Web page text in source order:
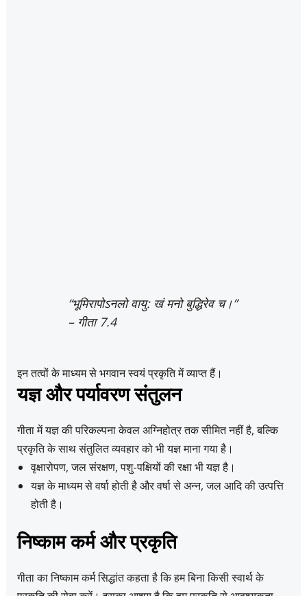
“भूमिरापोऽनलो वायु: खं मनो बुद्धिरेव च।”
– गीता 7.4
इन तत्वों के माध्यम से भगवान स्वयं प्रकृति में व्याप्त हैं।
यज्ञ और पर्यावरण संतुलन
गीता में यज्ञ की परिकल्पना केवल अग्निहोत्र तक सीमित नहीं है, बल्कि
प्रकृति के साथ संतुलित व्यवहार को भी यज्ञ माना गया है।
वृक्षारोपण, जल संरक्षण, पशु-पक्षियों की रक्षा भी यज्ञ है।
यज्ञ के माध्यम से वर्षा होती है और वर्षा से अन्न, जल आदि की उत्पत्ति
होती है।
निष्काम कर्म और प्रकृति
गीता का निष्काम कर्म सिद्धांत कहता है कि हम बिना किसी स्वार्थ के